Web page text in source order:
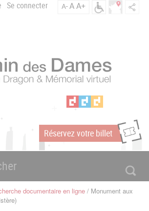
Se connecter A-AA+
i
n
a
m
e
Réservez votre billet
documentaire en ligne Monument aux